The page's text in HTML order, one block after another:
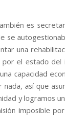
es
se
una
el estado
capacidad
así que
y logramos
imposible